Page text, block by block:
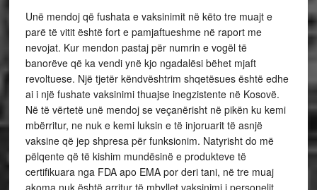
Unë mendoj që fushata e vaksinimit në këto tre muajt e
parë të vitit është fort e pamjaftueshme në raport me
nevojat. Kur mendon pastaj për numrin e vogël të
banorëve që ka vendi ynë kjo ngadalësi bëhet mjaft
revoltuese. Një tjetër këndvështrim shqetësues është edhe
ai i një fushate vaksinimi thuajse inegzistente në Kosovë.
Në të vërtetë unë mendoj se veçanërisht në pikën ku kemi
mbërritur, ne nuk e kemi luksin e të injoruarit të asnjë
vaksine që jep shpresa për funksionim. Natyrisht do më
pëlqente që të kishim mundësinë e produkteve të
certifikuara nga FDA apo EMA por deri tani, në tre muaj